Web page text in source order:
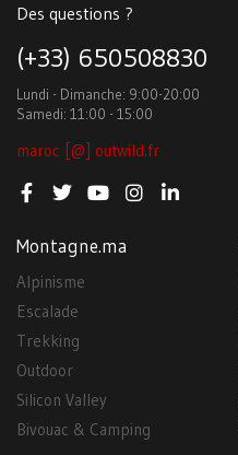
Des questions ?
(+33) 650508830
Lundi - Dimanche: 9:00-20:00
Samedi: 11:00 - 15:00
maroc [@] outwild.fr
Montagne.ma
Alpinisme
Escalade
Trekking
Outdoor
Silicon Valley
Bivouac & Camping